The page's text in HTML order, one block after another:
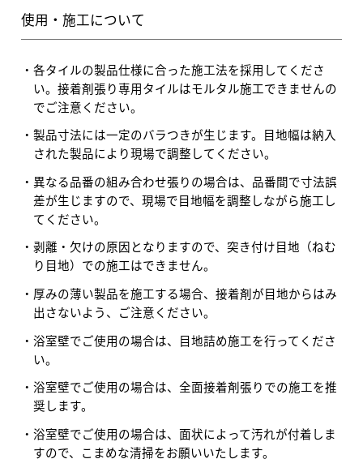
使用・施工について
各タイルの製品仕様に合った施工法を採用してくださ
い。接着剤張り専用タイルはモルタル施工できませんの
でご注意ください。
製品寸法には一定のバラつきが生じます。目地幅は納入
された製品により現場で調整してください。
異なる品番の組み合わせ張りの場合は、品番間で寸法誤
差が生じますので、現場で目地幅を調整しながら施工し
てください。
剥離・欠けの原因となりますので、突き付け目地（ねむ
り目地）での施工はできません。
厚みの薄い製品を施工する場合、接着剤が目地からはみ
出さないよう、ご注意ください。
浴室壁でご使用の場合は、目地詰め施工を行ってくださ
い。
浴室壁でご使用の場合は、全面接着剤張りでの施工を推
奨します。
浴室壁でご使用の場合は、面状によって汚れが付着しま
すので、こまめな清掃をお願いいたします。